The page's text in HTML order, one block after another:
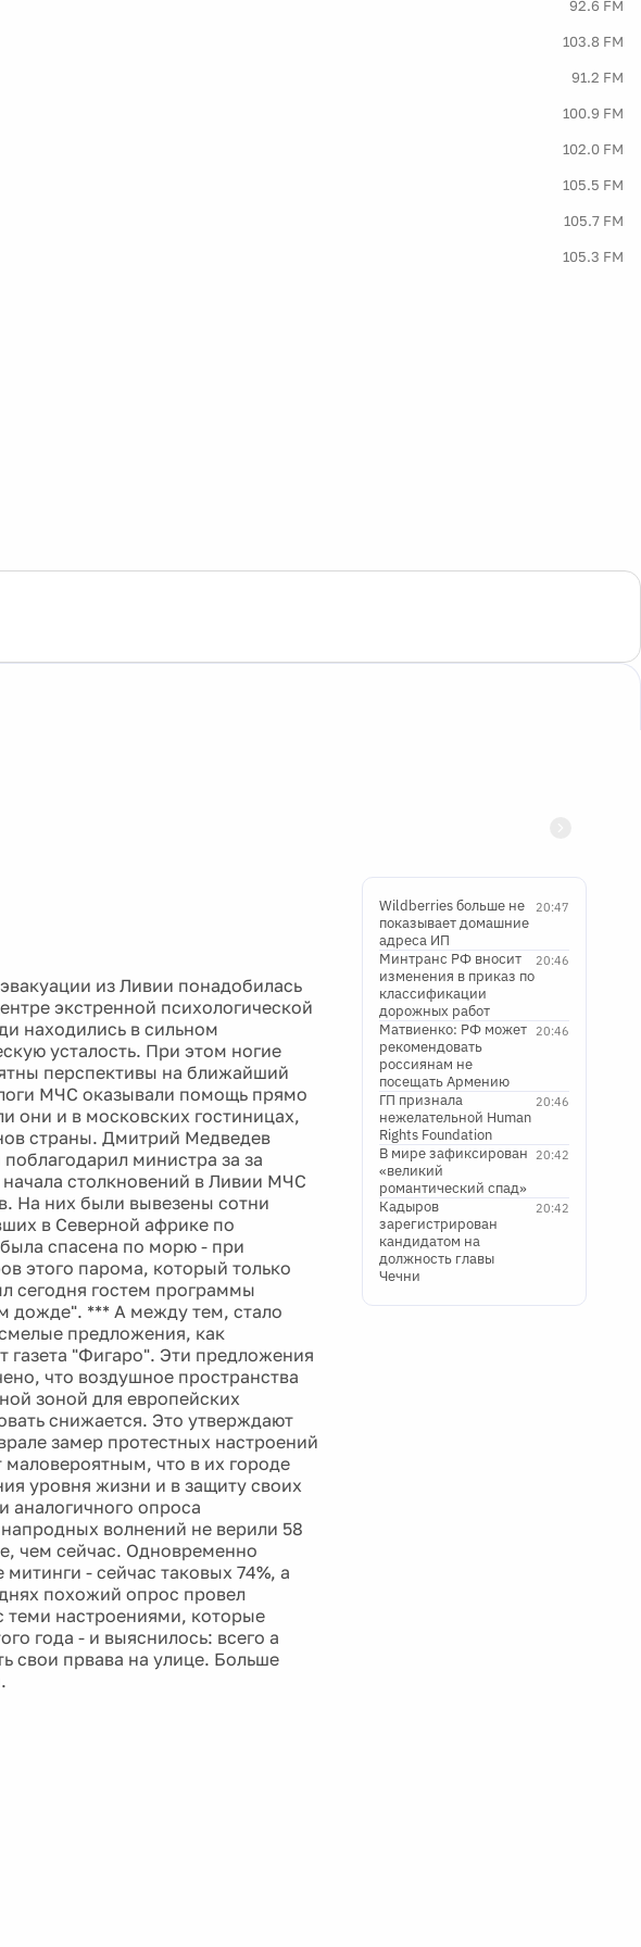
92.6 FM
103.8 FM
91.2 FM
100.9 FM
102.0 FM
105.5 FM
105.7 FM
105.3 FM
из Ливии понадобилась
экстренной психологической
находились в сильном
усталость. При этом ногие
перспективы на ближайший
МЧС оказывали помощь прямо
они и в московских гостиницах,
страны. Дмитрий Медведев
министра за за
столкновений в Ливии МЧС
На них были вывезены сотни
в Северной африке по
спасена по морю - при
этого парома, который только
сегодня гостем программы
дожде". *** А между тем, стало
предложения, как
газета "Фигаро". Эти предложения
что воздушное пространства
зоной для европейских
снижается. Это утверждают
замер протестных настроений
маловероятным, что в их городе
уровня жизни и в защиту своих
аналогичного опроса
волнений не верили 58
чем сейчас. Одновременно
- сейчас таковых 74%, а
похожий опрос провел
настроениями, которые
года - и выяснилось: всего а
свои првава на улице. Больше
20:47
Wildberries больше не
показывает домашние
адреса ИП
20:46
Минтранс РФ вносит
изменения в приказ по
классификации
дорожных работ
20:46
Матвиенко: РФ может
рекомендовать
россиянам не
посещать Армению
20:46
ГП признала
нежелательной Human
Rights Foundation
20:42
В мире зафиксирован
«великий
романтический спад»
20:42
Кадыров
зарегистрирован
кандидатом на
должность главы
Чечни